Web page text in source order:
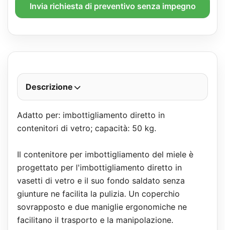
Invia richiesta di preventivo senza impegno
Descrizione
Adatto per: imbottigliamento diretto in
contenitori di vetro; capacità: 50 kg.
Il contenitore per imbottigliamento del miele è
progettato per l'imbottigliamento diretto in
vasetti di vetro e il suo fondo saldato senza
giunture ne facilita la pulizia. Un coperchio
sovrapposto e due maniglie ergonomiche ne
facilitano il trasporto e la manipolazione.